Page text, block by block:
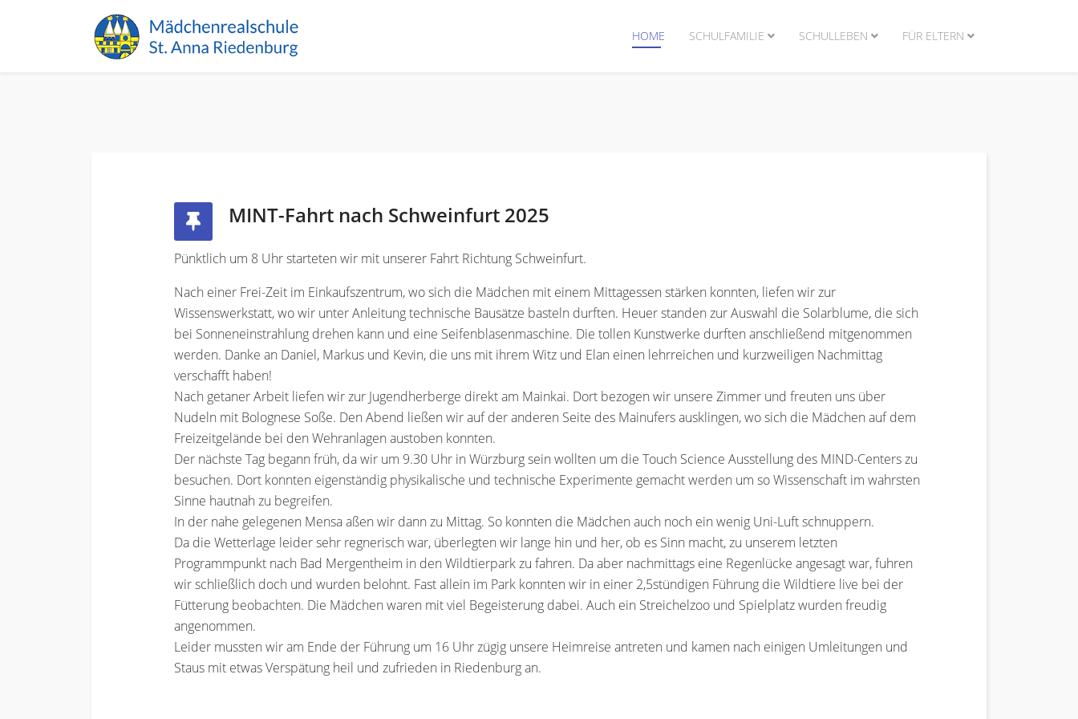
HOME SCHULFAMILIE SCHULLEBEN FÜR ELTERN
MINT-Fahrt nach Schweinfurt 2025
Pünktlich um 8 Uhr starteten wir mit unserer Fahrt Richtung Schweinfurt.
Nach einer Frei-Zeit im Einkaufszentrum, wo sich die Mädchen mit einem Mittagessen stärken konnten, liefen wir zur
Wissenswerkstatt, wo wir unter Anleitung technische Bausätze basteln durften. Heuer standen zur Auswahl die Solarblume, die sich
bei Sonneneinstrahlung drehen kann und eine Seifenblasenmaschine. Die tollen Kunstwerke durften anschließend mitgenommen
werden. Danke an Daniel, Markus und Kevin, die uns mit ihrem Witz und Elan einen lehrreichen und kurzweiligen Nachmittag
verschafft haben!
Nach getaner Arbeit liefen wir zur Jugendherberge direkt am Mainkai. Dort bezogen wir unsere Zimmer und freuten uns über
Nudeln mit Bolognese Soße. Den Abend ließen wir auf der anderen Seite des Mainufers ausklingen, wo sich die Mädchen auf dem
Freizeitgelände bei den Wehranlagen austoben konnten.
Der nächste Tag begann früh, da wir um 9.30 Uhr in Würzburg sein wollten um die Touch Science Ausstellung des MIND-Centers zu
besuchen. Dort konnten eigenständig physikalische und technische Experimente gemacht werden um so Wissenschaft im wahrsten
Sinne hautnah zu begreifen.
In der nahe gelegenen Mensa aßen wir dann zu Mittag. So konnten die Mädchen auch noch ein wenig Uni-Luft schnuppern.
Da die Wetterlage leider sehr regnerisch war, überlegten wir lange hin und her, ob es Sinn macht, zu unserem letzten
Programmpunkt nach Bad Mergentheim in den Wildtierpark zu fahren. Da aber nachmittags eine Regenlücke angesagt war, fuhren
wir schließlich doch und wurden belohnt. Fast allein im Park konnten wir in einer 2,5stündigen Führung die Wildtiere live bei der
Fütterung beobachten. Die Mädchen waren mit viel Begeisterung dabei. Auch ein Streichelzoo und Spielplatz wurden freudig
angenommen.
Leider mussten wir am Ende der Führung um 16 Uhr zügig unsere Heimreise antreten und kamen nach einigen Umleitungen und
Staus mit etwas Verspätung heil und zufrieden in Riedenburg an.